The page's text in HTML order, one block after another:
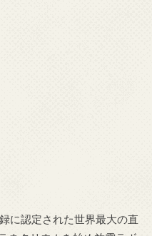
に認定された世界最大の直